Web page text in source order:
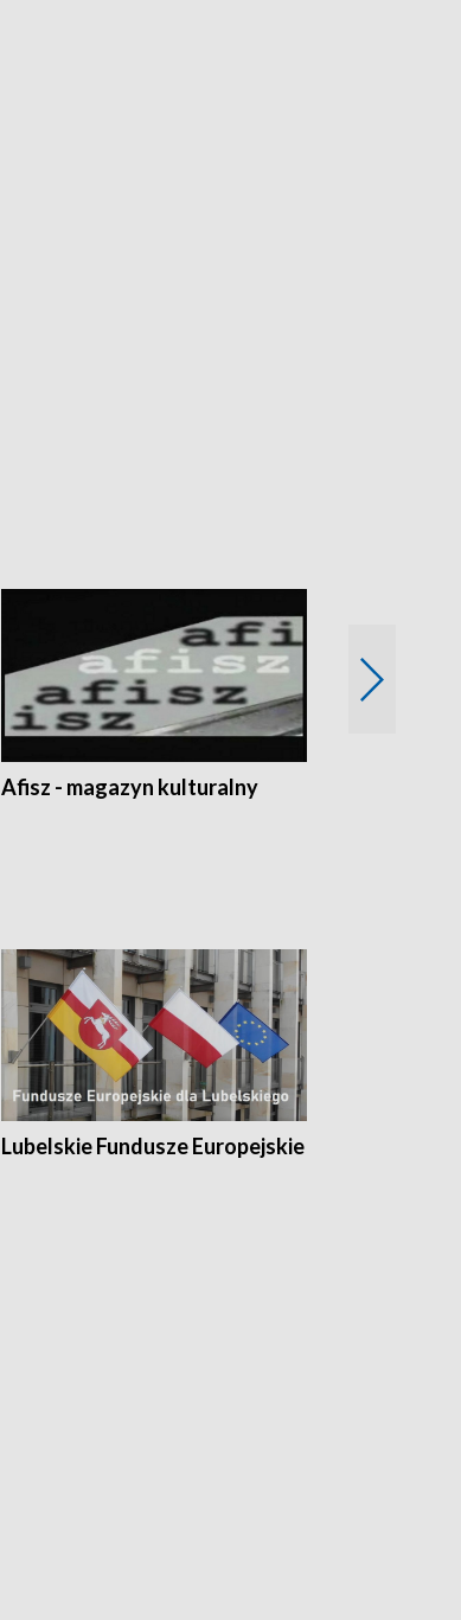
Afisz - magazyn kulturalny
Lubelskie Fundusze Europejskie